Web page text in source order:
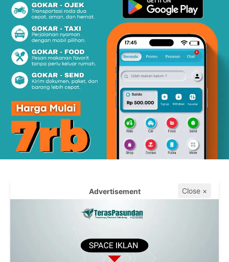
Advertisement Close ×